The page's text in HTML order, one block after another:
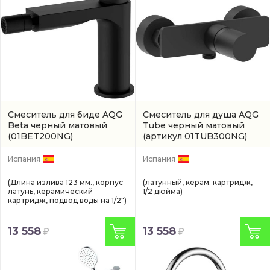
Смеситель для биде AQG
Beta черный матовый
(01BET200NG)
Испания
(Длина излива 123 мм., корпус
латунь, керамический
картридж, подвод воды на 1/2")
13 558
Смеситель для душа AQG
Tube черный матовый
(артикул 01TUB300NG)
Испания
(латунный, керам. картридж,
1/2 дюйма)
13 558